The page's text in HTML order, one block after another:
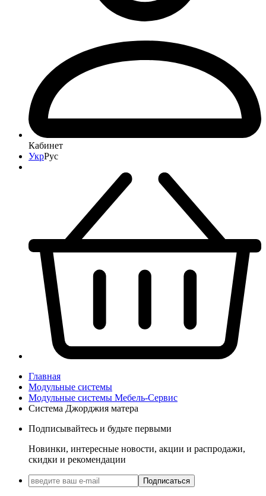
Кабинет
УкрРус
Главная
Модульные системы
Модульные системы Мебель-Сервис
Система Джорджия матера
Подписывайтесь и будьте первыми
Новинки, интересные новости, акции и распродажи,
скидки и рекомендации
Подписаться